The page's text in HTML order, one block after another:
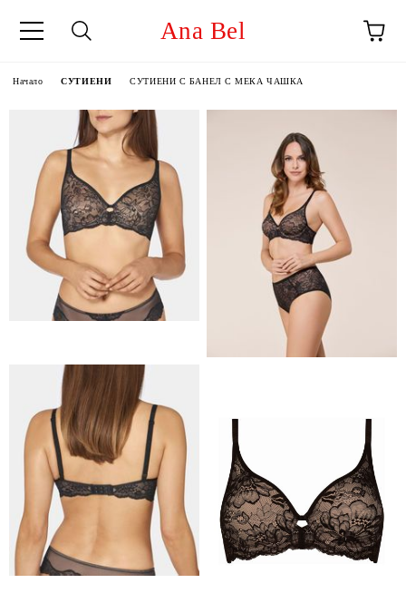
Ana Bel
Начало СУТИЕНИ СУТИЕНИ С БАНЕЛ С МЕКА ЧАШКА